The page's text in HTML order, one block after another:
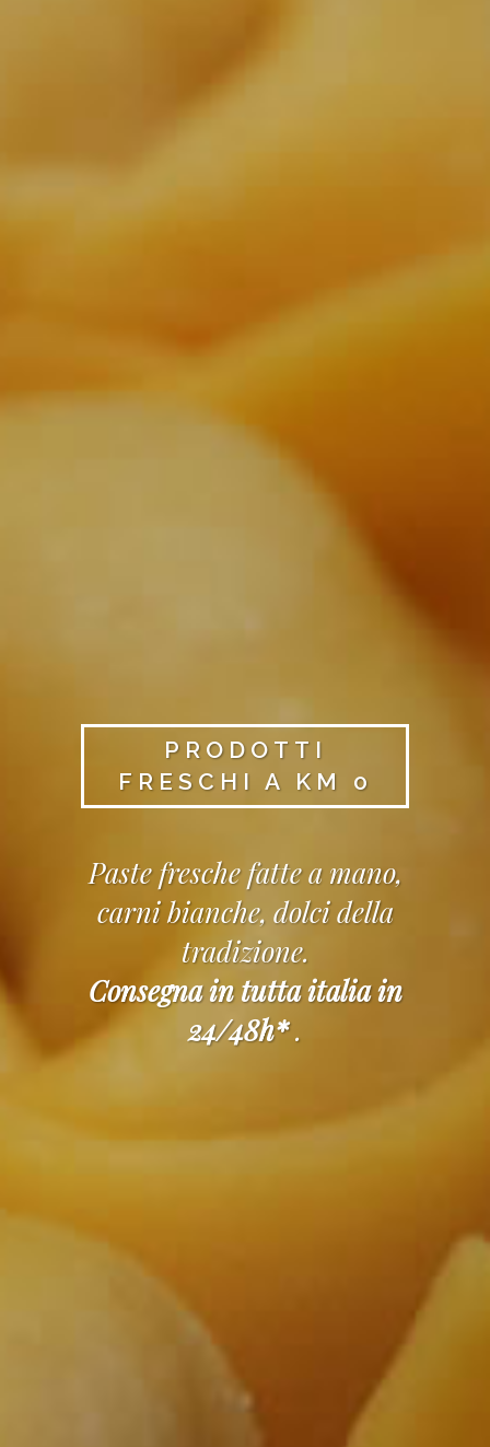
PRODOTTI
FRESCHI A KM 0
Paste fresche fatte a mano,
carni bianche, dolci della
tradizione.
Consegna in tutta italia in
24/48h*.